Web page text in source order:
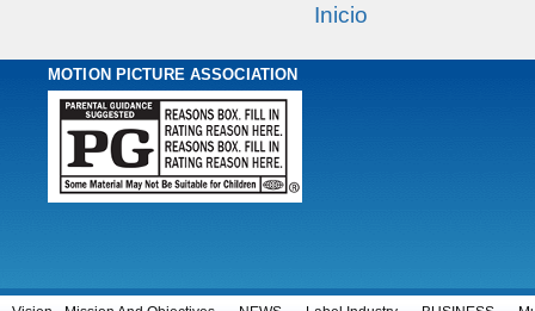
Inicio
MOTION PICTURE ASSOCIATION